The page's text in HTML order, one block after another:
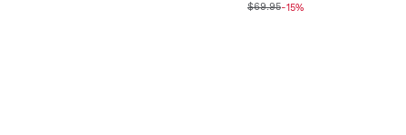
$69.95-15%